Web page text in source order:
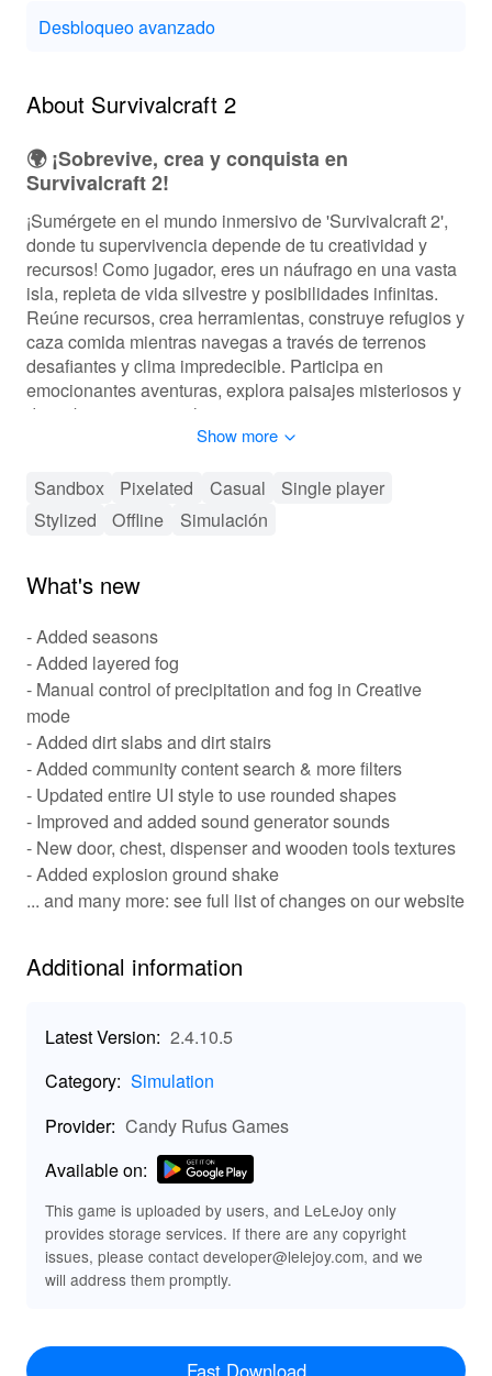
Desbloqueo avanzado
About Survivalcraft 2
🌍 ¡Sobrevive, crea y conquista en
Survivalcraft 2!
¡Sumérgete en el mundo inmersivo de 'Survivalcraft 2',
donde tu supervivencia depende de tu creatividad y
recursos! Como jugador, eres un náufrago en una vasta
isla, repleta de vida silvestre y posibilidades infinitas.
Reúne recursos, crea herramientas, construye refugios y
caza comida mientras navegas a través de terrenos
desafiantes y clima impredecible. Participa en
emocionantes aventuras, explora paisajes misteriosos y
descubre tesoros ocultos mientras aseguras tu
supervivencia contra diversas amenazas. Con un
interminables, 'Survivalcraft 2' promete una experiencia
de supervivencia emocionante que te hará volver por
más.
⚔️ Jugabilidad de Supervivencia Atractiva y
'Survivalcraft 2' cautiva a los jugadores con su
jugabilidad atractiva que gira en torno a crear, construir y
sobrevivir. Recolectarás recursos minando, cazando y
cultivando, usando estos materiales para crear
herramientas y construir refugios. El sistema de
progresión del juego te permite desbloquear nuevas
recetas de creación y mejorar tus habilidades con el
tiempo. Personaliza tu personaje con diversos trajes y
equipo para adaptarte a los variados desafíos de la isla.
Con una comunidad vibrante, puedes compartir tus
creaciones y experimentar nuevos elementos de juego
introducidos por otros jugadores. Ya sea que construyas
opciones de juego son tan ilimitadas como tu
imaginación.
🛠️ Características clave de Survivalcraft 2
Experimenta la aventura de supervivencia definitiva con
las siguientes características destacadas en
'Survivalcraft 2':
Maravillas de Creación: Crea miles de ítems únicos,
intrincada.
Sistema Climático Dinámico: Enfrenta los desafíos de
las estaciones cambiantes y las condiciones climáticas
que afectan tu supervivencia.
animales, algunos amigables, otros hostiles, y aprende
a cazar, domesticar o evitarlos.
Show more
Sandbox Pixelated Casual
Single player
Stylized
Offline Simulación
What's new
- Added seasons
- Added layered fog
- Manual control of precipitation and fog in Creative
mode
- Added dirt slabs and dirt stairs
- Added community content search & more filters
- Updated entire UI style to use rounded shapes
- Improved and added sound generator sounds
- New door, chest, dispenser and wooden tools textures
- Added explosion ground shake
... and many more: see full list of changes on our website
Additional information
Latest Version: 2.4.10.5
Category: Simulation
Provider: Candy Rufus Games
Available on:
This game is uploaded by users, and LeLeJoy only
provides storage services. If there are any copyright
issues, please contact developer@lelejoy.com, and we
will address them promptly.
Fast Download